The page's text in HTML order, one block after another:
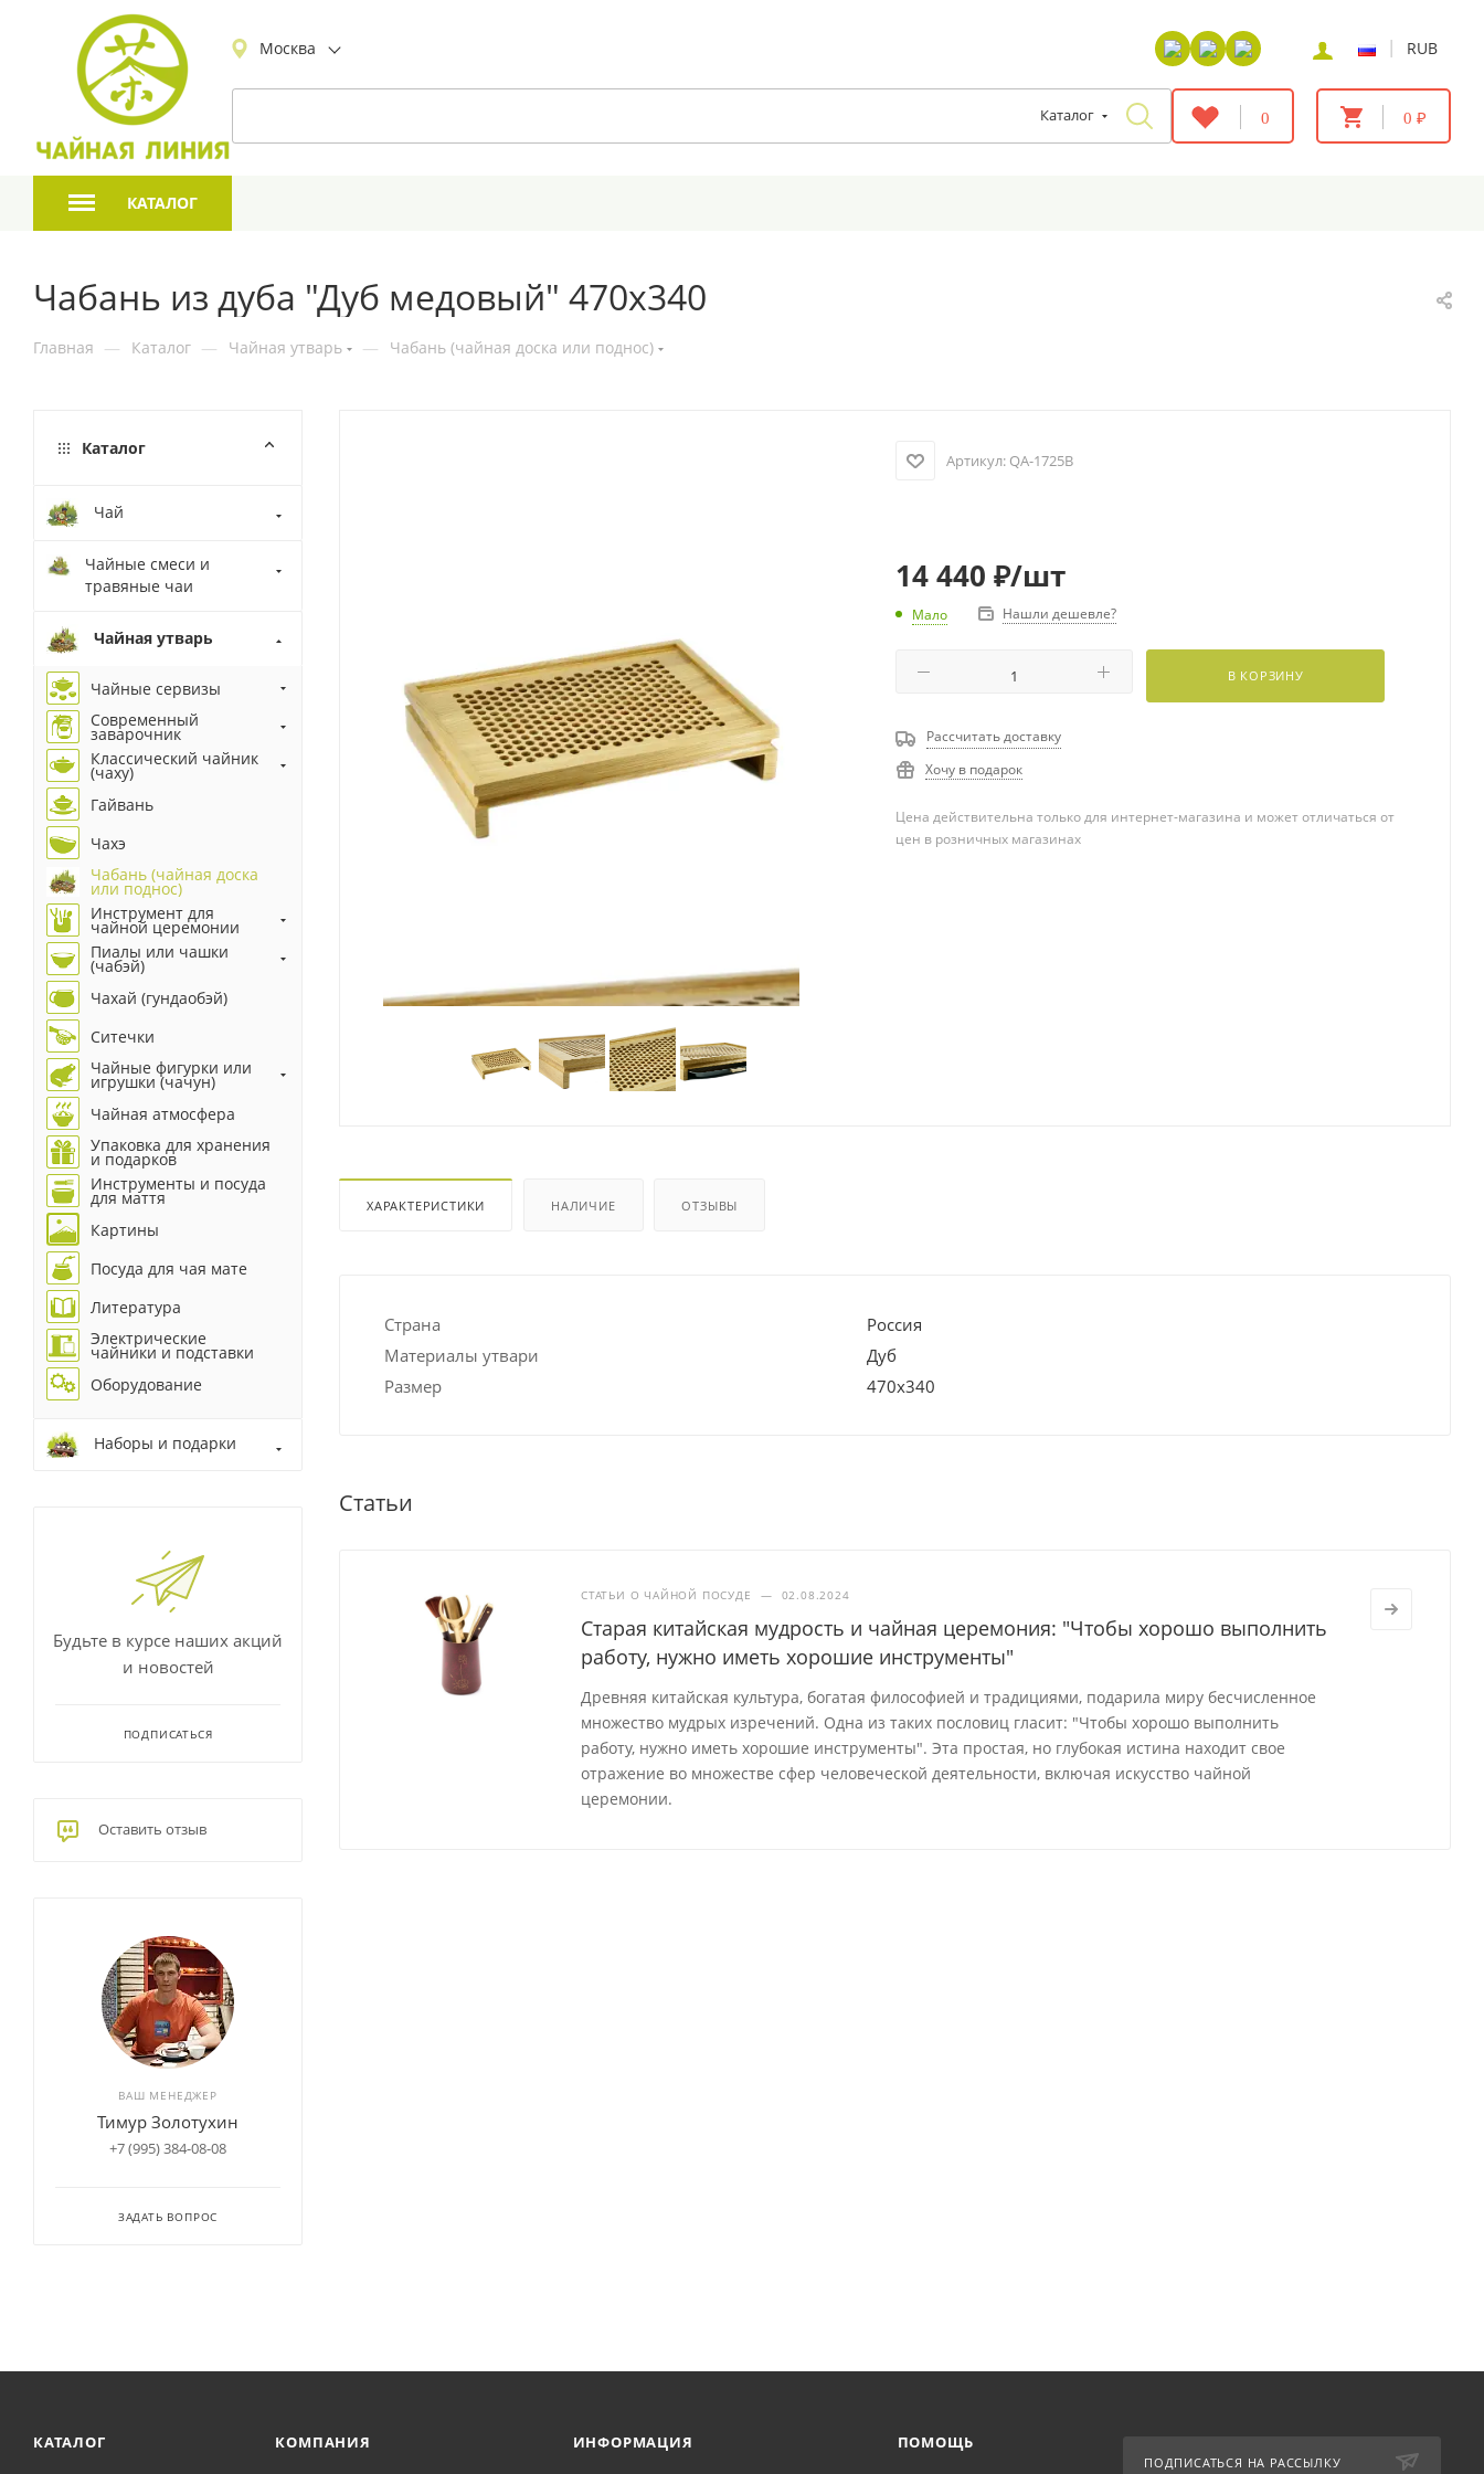
Москва | RUB
Каталог 0 0 ₽
КАТАЛОГ
Чабань из дуба "Дуб медовый" 470х340
Главная — Каталог — Чайная утварь — Чабань (чайная доска или поднос)
Артикул: QA-1725B
14 440 ₽/шт
Мало Нашли дешевле?
В КОРЗИНУ
Рассчитать доставку
Хочу в подарок
Цена действительна только для интернет-магазина и может отличаться от
цен в розничных магазинах
ХАРАКТЕРИСТИКИ НАЛИЧИЕ ОТЗЫВЫ
Страна
Россия
Материалы утвари
Дуб
Размер
470х340
Статьи
СТАТЬИ О ЧАЙНОЙ ПОСУДЕ — 02.08.2024
Старая китайская мудрость и чайная церемония: "Чтобы хорошо выполнить
работу, нужно иметь хорошие инструменты"
Древняя китайская культура, богатая философией и традициями, подарила миру бесчисленное
множество мудрых изречений. Одна из таких пословиц гласит: "Чтобы хорошо выполнить
работу, нужно иметь хорошие инструменты". Эта простая, но глубокая истина находит свое
отражение во множестве сфер человеческой деятельности, включая искусство чайной
церемонии.
Каталог
Чай
Чайные смеси и
травяные чаи
Чайная утварь
Чайные сервизы
Современный
заварочник
Классический чайник
(чаху)
Гайвань
Чахэ
Чабань (чайная доска
или поднос)
Инструмент для
чайной церемонии
Пиалы или чашки
(чабэй)
Чахай (гундаобэй)
Ситечки
Чайные фигурки или
игрушки (чачун)
Чайная атмосфера
Упаковка для хранения
и подарков
Инструменты и посуда
для маття
Картины
Посуда для чая мате
Литература
Электрические
чайники и подставки
Оборудование
Наборы и подарки
Будьте в курсе наших акций
и новостей
ПОДПИСАТЬСЯ
Оставить отзыв
ВАШ МЕНЕДЖЕР
Тимур Золотухин
+7 (995) 384-08-08
ЗАДАТЬ ВОПРОС
КАТАЛОГ КОМПАНИЯ ИНФОРМАЦИЯ ПОМОЩЬ
ПОДПИСАТЬСЯ НА РАССЫЛКУ